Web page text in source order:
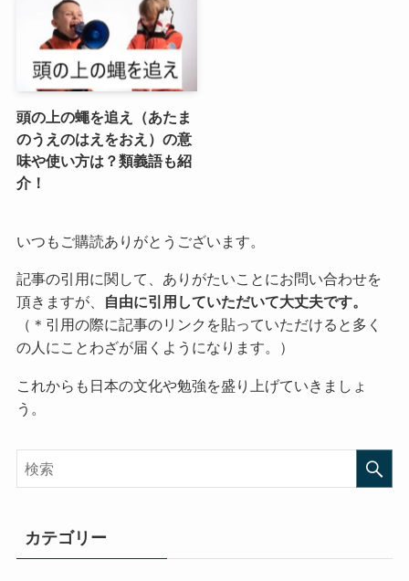
頭の上の蠅を追え（あたま
のうえのはえをおえ）の意
味や使い方は？類義語も紹
介！
いつもご購読ありがとうございます。
記事の引用に関して、ありがたいことにお問い合わせを
頂きますが、
自由に引用していただいて大丈夫です。
（＊引用の際に記事のリンクを貼っていただけると多く
の人にことわざが届くようになります。）
これからも日本の文化や勉強を盛り上げていきましょ
う。
カテゴリー